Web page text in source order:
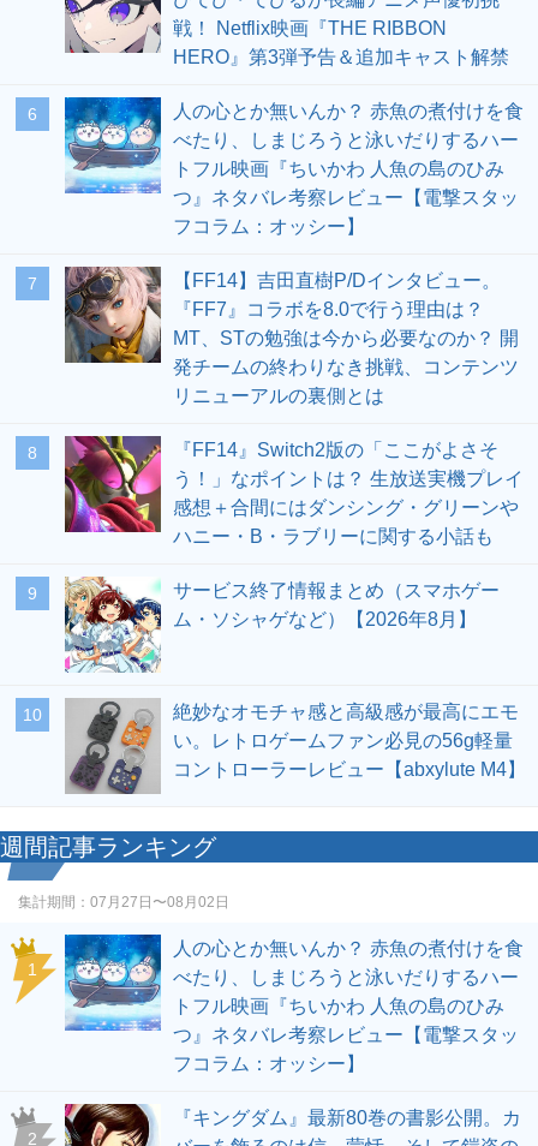
戦！ Netflix映画『THE RIBBON
HERO』第3弾予告＆追加キャスト解禁
6
人の心とか無いんか？ 赤魚の煮付けを食
べたり、しまじろうと泳いだりするハー
トフル映画『ちいかわ 人魚の島のひみ
つ』ネタバレ考察レビュー【電撃スタッ
フコラム：オッシー】
7
【FF14】吉田直樹P/Dインタビュー。
『FF7』コラボを8.0で行う理由は？
MT、STの勉強は今から必要なのか？ 開
発チームの終わりなき挑戦、コンテンツ
リニューアルの裏側とは
8
『FF14』Switch2版の「ここがよさそ
う！」なポイントは？ 生放送実機プレイ
感想＋合間にはダンシング・グリーンや
ハニー・B・ラブリーに関する小話も
9
サービス終了情報まとめ（スマホゲー
ム・ソシャゲなど）【2026年8月】
10
絶妙なオモチャ感と高級感が最高にエモ
い。レトロゲームファン必見の56g軽量
コントローラーレビュー【abxylute M4】
週間記事ランキング
集計期間： 07月27日〜08月02日
1
人の心とか無いんか？ 赤魚の煮付けを食
べたり、しまじろうと泳いだりするハー
トフル映画『ちいかわ 人魚の島のひみ
つ』ネタバレ考察レビュー【電撃スタッ
フコラム：オッシー】
2
『キングダム』最新80巻の書影公開。カ